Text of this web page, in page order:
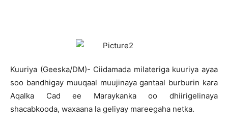
Kuuriya (Geeska/DM)- Ciidamada milateriga kuuriya ayaa
soo bandhigay muuqaal muujinaya gantaal burburin kara
Aqalka Cad ee Maraykanka oo dhiirigelinaya
shacabkooda, waxaana la geliyay mareegaha netka.